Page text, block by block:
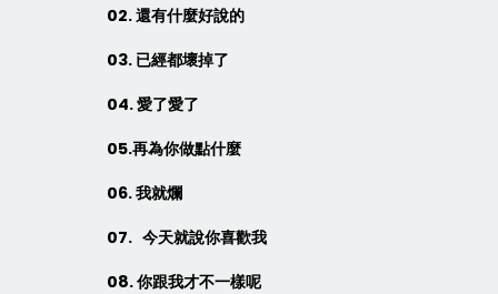
02.還有什麼好說的
03. 已經都壞掉了
04.愛了愛了
05.再為你做點什麼
06.我就爛
07.今天就說你喜歡我
08.你跟我才不一樣呢